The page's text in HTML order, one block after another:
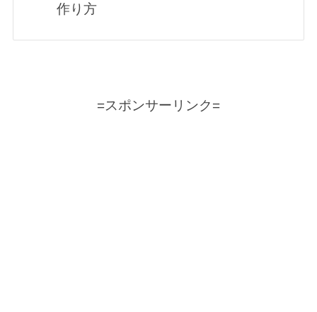
作り方
=スポンサーリンク=